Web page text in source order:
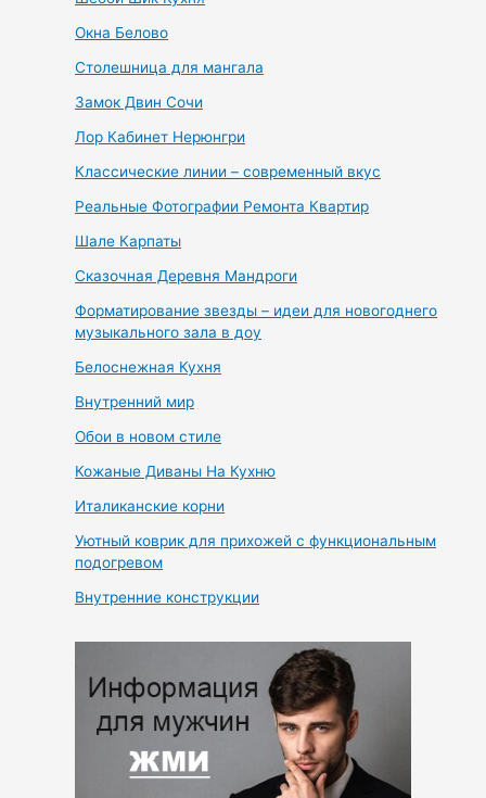
Окна Белово
Столешница для мангала
Замок Двин Сочи
Лор Кабинет Нерюнгри
Классические линии – современный вкус
Реальные Фотографии Ремонта Квартир
Шале Карпаты
Сказочная Деревня Мандроги
Форматирование звезды – идеи для новогоднего
музыкального зала в доу
Белоснежная Кухня
Внутренний мир
Обои в новом стиле
Кожаные Диваны На Кухню
Италиканские корни
Уютный коврик для прихожей с функциональным
подогревом
Внутренние конструкции